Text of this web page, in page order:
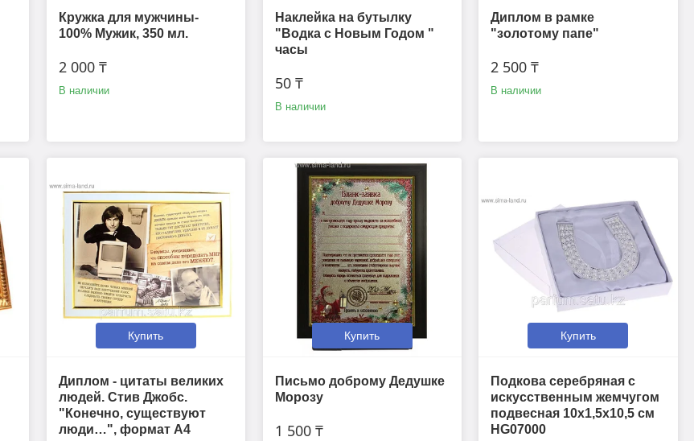
Кружка для мужчины-
100% Мужик, 350 мл.
2 000 ₸
В наличии
Наклейка на бутылку
"Водка с Новым Годом "
часы
50 ₸
В наличии
Диплом в рамке
"золотому папе"
2 500 ₸
В наличии
Купить
Диплом - цитаты великих
людей. Стив Джобс.
"Конечно, существуют
люди…", формат А4
Купить
Письмо доброму Дедушке
Морозу
1 500 ₸
Купить
Подкова серебряная с
искусственным жемчугом
подвесная 10х1,5х10,5 см
HG07000